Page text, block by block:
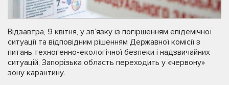
Відзавтра, 9 квітня, у зв’язку із погіршенням епідемічної
ситуації та відповідним рішенням Державної комісії з
питань техногенно-екологічної безпеки і надзвичайних
ситуацій, Запорізька область переходить у «червону»
зону карантину.